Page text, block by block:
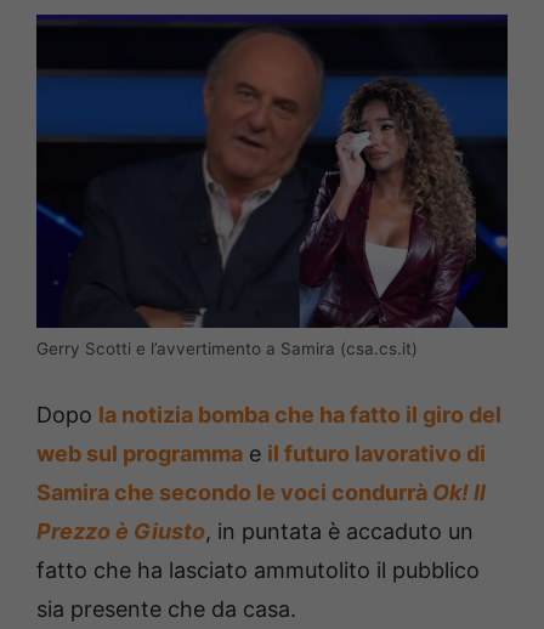
Gerry Scotti e l’avvertimento a Samira (csa.cs.it)
Dopo la notizia bomba che ha fatto il giro del
web sul programma e il futuro lavorativo di
Samira che secondo le voci condurrà Ok! Il
Prezzo è Giusto, in puntata è accaduto un
fatto che ha lasciato ammutolito il pubblico
sia presente che da casa.